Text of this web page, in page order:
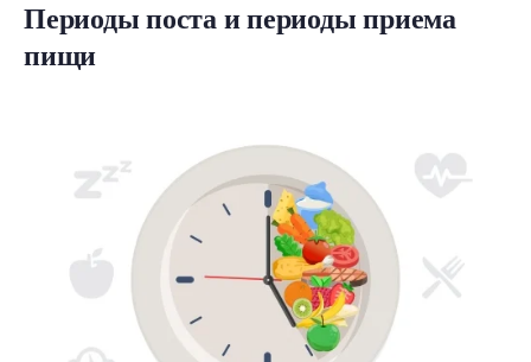
Периоды поста и периоды приема
пищи